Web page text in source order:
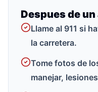
Despues de
Llame al 911 si
la carretera.
Tome fotos de
manejar,